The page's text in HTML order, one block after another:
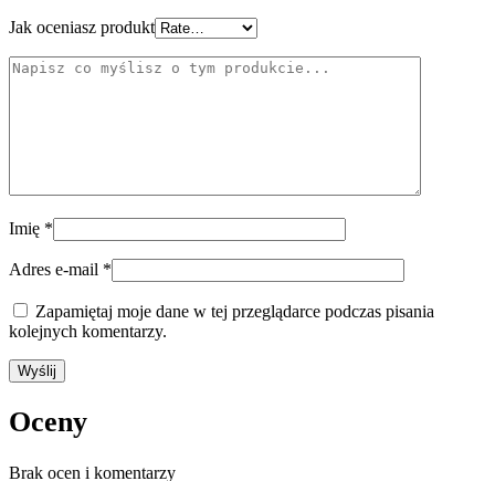
Jak oceniasz produkt
Imię *
Adres e-mail *
Zapamiętaj moje dane w tej przeglądarce podczas pisania
kolejnych komentarzy.
Oceny
Brak ocen i komentarzy